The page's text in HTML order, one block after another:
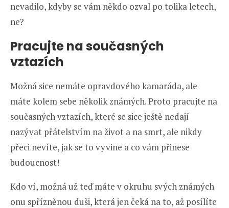
nevadilo, kdyby se vám někdo ozval po tolika letech,
ne?
Pracujte na současných
vztazích
Možná sice nemáte opravdového kamaráda, ale
máte kolem sebe několik známých. Proto pracujte na
současných vztazích, které se sice ještě nedají
nazývat přátelstvím na život a na smrt, ale nikdy
přeci nevíte, jak se to vyvine a co vám přinese
budoucnost!
Kdo ví, možná už teď máte v okruhu svých známých
onu spřízněnou duši, která jen čeká na to, až posílíte